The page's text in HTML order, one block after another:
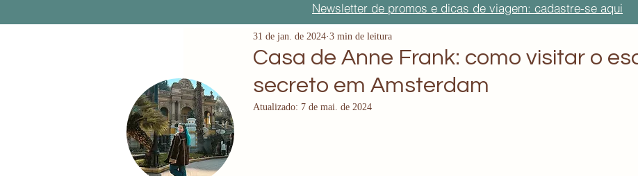
Newsletter de promos e dicas de viagem: cadastre-se aqui
Casa de Anne Frank: como visitar o
secreto em Amsterdam
31 de jan. de 2024 3 min de leitura
Atualizado: 7 de mai. de 2024